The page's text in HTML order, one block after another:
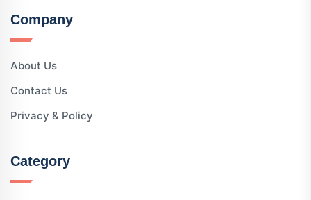
Company
About Us
Contact Us
Privacy & Policy
Category